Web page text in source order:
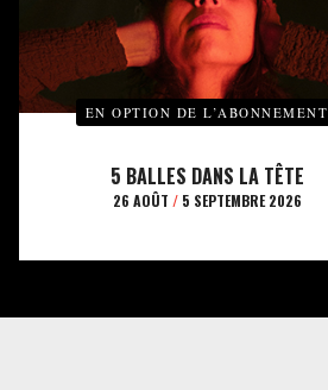
EN OPTION DE L’ABONNEMENT
5 BALLES DANS LA TÊTE
26 AOÛT /5 SEPTEMBRE 2026